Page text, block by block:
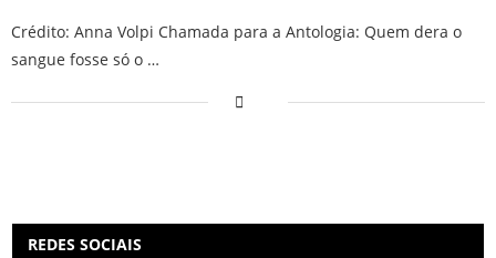
Crédito: Anna Volpi Chamada para a Antologia: Quem dera o
sangue fosse só o …
REDES SOCIAIS